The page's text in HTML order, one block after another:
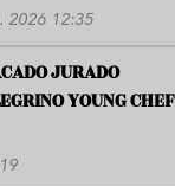
2026 12:35
JURADO
YOUNG CHEF